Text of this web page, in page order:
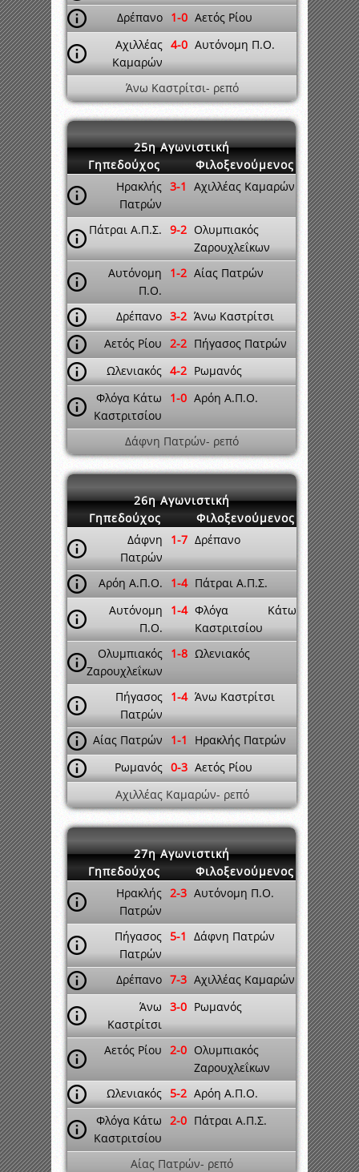
Δρέπανο 1-0 Αετός Ρίου
Αχιλλέας
Καμαρών
4-0 Αυτόνομη Π.Ο.
Άνω Καστρίτσι- ρεπό
25η Αγωνιστική
Γηπεδούχος
Φιλοξενούμενος
Ηρακλής
Πατρών
3-1 Αχιλλέας Καμαρών
Πάτραι Α.Π.Σ. 9-2 Ολυμπιακός
Ζαρουχλεΐκων
Αυτόνομη
Π.Ο.
1-2 Αίας Πατρών
Δρέπανο 3-2 Άνω Καστρίτσι
Αετός Ρίου 2-2 Πήγασος Πατρών
Ωλενιακός 4-2 Ρωμανός
Φλόγα Κάτω
Καστριτσίου
1-0 Αρόη Α.Π.Ο.
Δάφνη Πατρών- ρεπό
26η Αγωνιστική
Γηπεδούχος
Φιλοξενούμενος
Δάφνη
Πατρών
1-7 Δρέπανο
Αρόη Α.Π.Ο. 1-4 Πάτραι Α.Π.Σ.
Αυτόνομη
Π.Ο.
1-4 Φλόγα Κάτω
Καστριτσίου
Ολυμπιακός
Ζαρουχλεΐκων
1-8 Ωλενιακός
Πήγασος
Πατρών
1-4 Άνω Καστρίτσι
Αίας Πατρών 1-1
Ηρακλής Πατρών
Ρωμανός 0-3 Αετός Ρίου
Αχιλλέας Καμαρών- ρεπό
27η Αγωνιστική
Γηπεδούχος
Φιλοξενούμενος
Ηρακλής
Πατρών
2-3 Αυτόνομη Π.Ο.
Πήγασος
Πατρών
5-1 Δάφνη Πατρών
Δρέπανο 7-3 Αχιλλέας Καμαρών
Άνω
Καστρίτσι
3-0 Ρωμανός
Αετός Ρίου 2-0 Ολυμπιακός
Ζαρουχλεΐκων
Ωλενιακός 5-2 Αρόη Α.Π.Ο.
Φλόγα Κάτω
Καστριτσίου
2-0 Πάτραι Α.Π.Σ.
Αίας Πατρών- ρεπό